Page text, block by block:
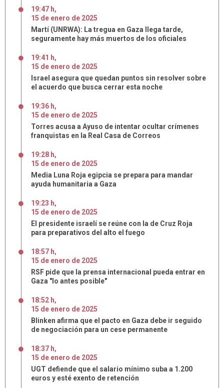
19:47 h,
15 de enero de 2025
Martí (UNRWA): La tregua en Gaza llega tarde,
seguramente hay más muertos de los oficiales
19:41 h,
15 de enero de 2025
Israel asegura que quedan puntos sin resolver sobre
el acuerdo que busca cerrar esta noche
19:36 h,
15 de enero de 2025
Torres acusa a Ayuso de intentar ocultar crímenes
franquistas en la Real Casa de Correos
19:28 h,
15 de enero de 2025
Media Luna Roja egipcia se prepara para mandar
ayuda humanitaria a Gaza
19:23 h,
15 de enero de 2025
El presidente israelí se reúne con la de Cruz Roja
para preparativos del alto el fuego
18:57 h,
15 de enero de 2025
RSF pide que la prensa internacional pueda entrar en
Gaza "lo antes posible"
18:52 h,
15 de enero de 2025
Blinken afirma que el pacto en Gaza debe ir seguido
de negociación para un cese permanente
18:37 h,
15 de enero de 2025
UGT defiende que el salario mínimo suba a 1.200
euros y esté exento de retención